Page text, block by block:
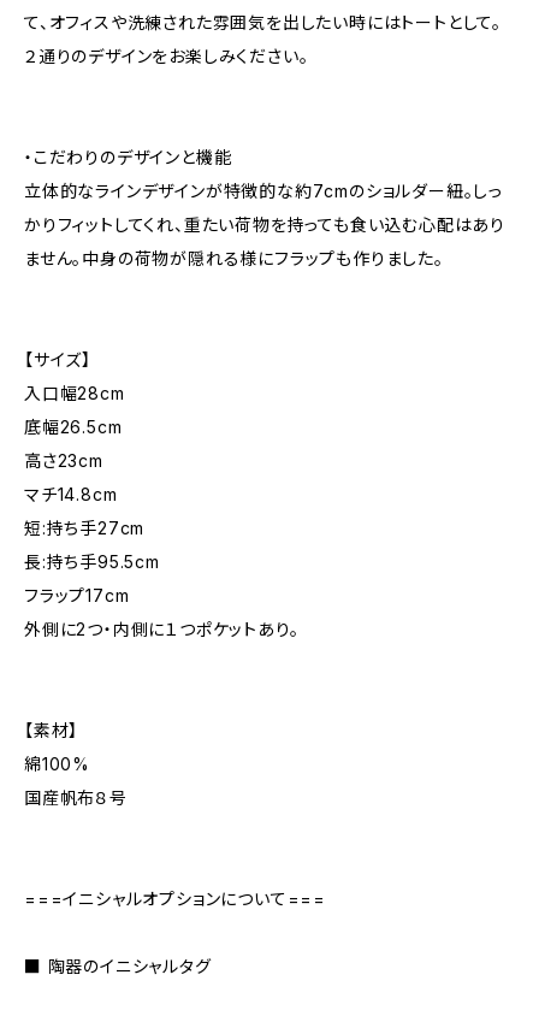
て、オフィスや洗練された雰囲気を出したい時にはトートとして。
２通りのデザインをお楽しみください。
・こだわりのデザインと機能
立体的なラインデザインが特徴的な約7cmのショルダー紐。しっ
かりフィットしてくれ、重たい荷物を持っても食い込む心配はあり
ません。中身の荷物が隠れる様にフラップも作りました。
【サイズ】
入口幅28cm
底幅26.5cm
高さ23cm
マチ14.8cm
短:持ち手27cm
長:持ち手95.5cm
フラップ17cm
外側に2つ・内側に１つポケットあり。
【素材】
綿100%
国産帆布８号
===イニシャルオプションについて===
■ 陶器のイニシャルタグ